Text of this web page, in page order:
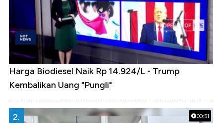
Harga Biodiesel Naik Rp 14.924/L - Trump
Kembalikan Uang "Pungli"
00:51
2.